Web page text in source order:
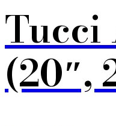
Tucci
(20″,